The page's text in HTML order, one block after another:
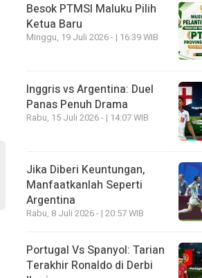
Besok PTMSI Maluku Pilih
Ketua Baru
Minggu, 19 Juli 2026 - | 16:39 WIB
Inggris vs Argentina: Duel
Panas Penuh Drama
Rabu, 15 Juli 2026 - | 14:07 WIB
Jika Diberi Keuntungan,
Manfaatkanlah Seperti
Argentina
Rabu, 8 Juli 2026 - | 20:57 WIB
Portugal Vs Spanyol: Tarian
Terakhir Ronaldo di Derbi